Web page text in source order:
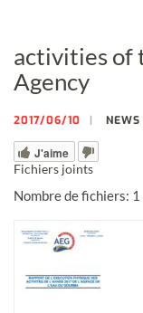
activities of
Agency
2017/06/10 NEWS
J'aime
Fichiers joints
Nombre de fichiers: 1